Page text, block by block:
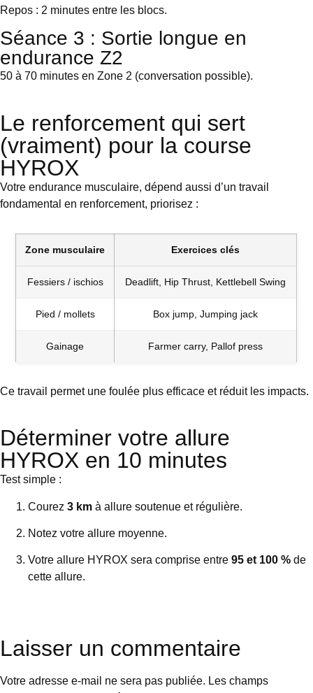
Repos : 2 minutes entre les blocs.
Séance 3 : Sortie longue en
endurance Z2
50 à 70 minutes en Zone 2 (conversation possible).
Le renforcement qui sert
(vraiment) pour la course
HYROX
Votre endurance musculaire, dépend aussi d’un travail
fondamental en renforcement, priorisez :
Zone musculaire Exercices clés
Fessiers / ischios Deadlift, Hip Thrust, Kettlebell Swing
Pied / mollets Box jump, Jumping jack
Gainage Farmer carry, Pallof press
Ce travail permet une foulée plus efficace et réduit les impacts.
Déterminer votre allure
HYROX en 10 minutes
Test simple :
Courez 3 km à allure soutenue et régulière.
Notez votre allure moyenne.
Votre allure HYROX sera comprise entre 95 et 100 % de
cette allure.
Laisser un commentaire
Votre adresse e-mail ne sera pas publiée. Les champs